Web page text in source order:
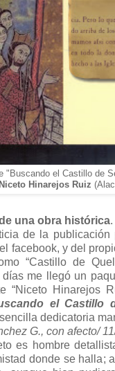
"Buscando el Castillo de
Niceto Hinarejos Ruiz (
una obra histórica.
de la publicación
facebook, y del
“Castillo de
me llegó un
“Niceto Hinarejos
el Castillo
dedicatoria
G., con afecto/
es hombre
donde se halla;